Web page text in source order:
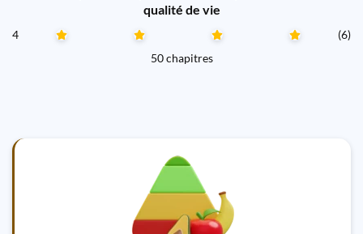
qualité de vie
4
(6)
50 chapitres